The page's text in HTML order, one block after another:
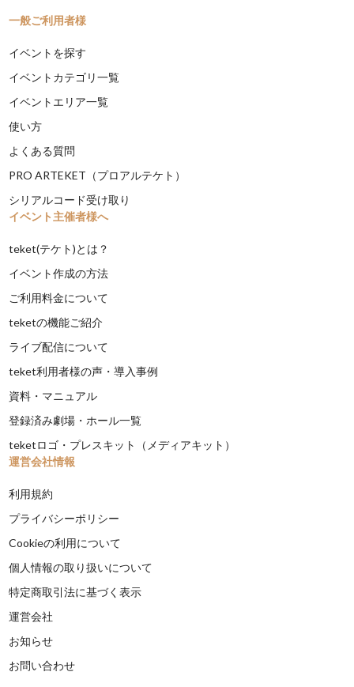
一般ご利用者様
イベントを探す
イベントカテゴリ一覧
イベントエリア一覧
使い方
よくある質問
PRO ARTEKET（プロアルテケト）
シリアルコード受け取り
イベント主催者様へ
teket(テケト)とは？
イベント作成の方法
ご利用料金について
teketの機能ご紹介
ライブ配信について
teket利用者様の声・導入事例
資料・マニュアル
登録済み劇場・ホール一覧
teketロゴ・プレスキット（メディアキット）
運営会社情報
利用規約
プライバシーポリシー
Cookieの利用について
個人情報の取り扱いについて
特定商取引法に基づく表示
運営会社
お知らせ
お問い合わせ